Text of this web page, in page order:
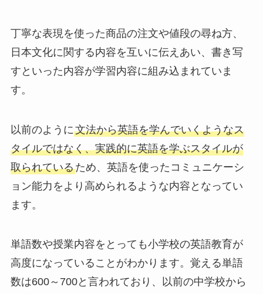
丁寧な表現を使った商品の注文や値段の尋ね方、
日本文化に関する内容を互いに伝えあい、書き写
すといった内容が学習内容に組み込まれていま
す。
以前のように文法から英語を学んでいくようなス
タイルではなく、実践的に英語を学ぶスタイルが
取られているため、英語を使ったコミュニケーシ
ョン能力をより高められるような内容となってい
ます。
単語数や授業内容をとっても小学校の英語教育が
高度になっていることがわかります。 覚える単語
数は600～700と言われており、以前の中学校から